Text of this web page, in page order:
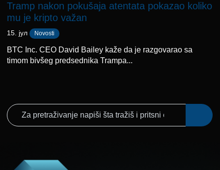
Tramp nakon pokušaja atentata pokazao koliko
mu je kripto važan
15. јул Novosti
BTC Inc. CEO David Bailey kaže da je razgovarao sa
timom bivšeg predsednika Trampa...